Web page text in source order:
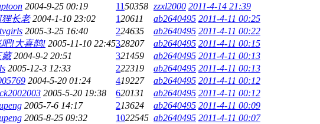
2004-9-25 00:19 1150358 zzxl2000 2011-4-14 21:39
狸长老 2004-1-10 23:02 120611 ab2640495 2011-4-11 00:25
2005-3-25 16:40 224635 ab2640495 2011-4-11 00:22
吧!大喜鹊! 2005-11-10 22:45328207 ab2640495 2011-4-11 00:15
藏 2004-9-2 20:51 321459 ab2640495 2011-4-11 00:13
2005-12-3 12:33 222319 ab2640495 2011-4-11 00:13
2004-5-20 01:24 419227 ab2640495 2011-4-11 00:12
2005-5-20 19:38 620131 ab2640495 2011-4-11 00:12
2005-7-6 14:17 213624 ab2640495 2011-4-11 00:09
2005-8-25 09:32 1022545 ab2640495 2011-4-11 00:07